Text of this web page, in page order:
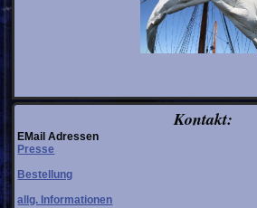
Kontakt:
EMail Adressen
Presse
Bestellung
allg. Informationen